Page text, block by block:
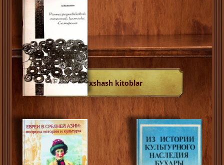
O'xshash kitoblar